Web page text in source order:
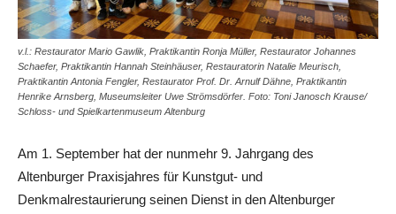
v.l.: Restaurator Mario Gawlik, Praktikantin Ronja Müller, Restaurator Johannes
Schaefer, Praktikantin Hannah Steinhäuser, Restauratorin Natalie Meurisch,
Praktikantin Antonia Fengler, Restaurator Prof. Dr. Arnulf Dähne, Praktikantin
Henrike Arnsberg, Museumsleiter Uwe Strömsdörfer. Foto: Toni Janosch Krause/
Schloss- und Spielkartenmuseum Altenburg
Am 1. September hat der nunmehr 9. Jahrgang des
Altenburger Praxisjahres für Kunstgut- und
Denkmalrestaurierung seinen Dienst in den Altenburger